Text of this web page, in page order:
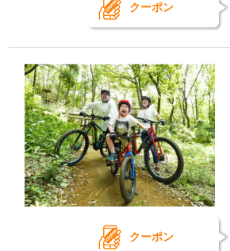
クーポン
クーポン